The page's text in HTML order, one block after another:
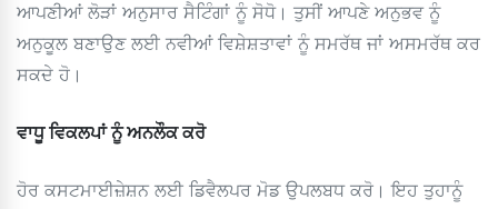
ਆਪਣੀਆਂ ਲੋੜਾਂ ਅਨੁਸਾਰ ਸੈਟਿੰਗਾਂ ਨੂੰ ਸੋਧੋ। ਤੁਸੀਂ ਆਪਣੇ ਅਨੁਭਵ ਨੂੰ
ਅਨੁਕੂਲ ਬਣਾਉਣ ਲਈ ਨਵੀਆਂ ਵਿਸ਼ੇਸ਼ਤਾਵਾਂ ਨੂੰ ਸਮਰੱਥ ਜਾਂ ਅਸਮਰੱਥ ਕਰ
ਸਕਦੇ ਹੋ।
ਵਾਧੂ ਵਿਕਲਪਾਂ ਨੂੰ ਅਨਲੌਕ ਕਰੋ
ਹੋਰ ਕਸਟਮਾਈਜ਼ੇਸ਼ਨ ਲਈ ਡਿਵੈਲਪਰ ਮੋਡ ਉਪਲਬਧ ਕਰੋ। ਇਹ ਤੁਹਾਨੂੰ